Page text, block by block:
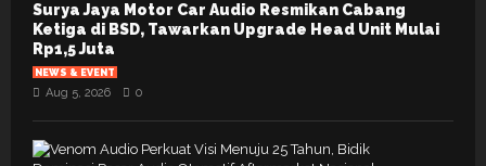
Surya Jaya Motor Car Audio Resmikan Cabang
Ketiga di BSD, Tawarkan Upgrade Head Unit Mulai
Rp1,5 Juta
NEWS & EVENT
Aug 5, 2026 0